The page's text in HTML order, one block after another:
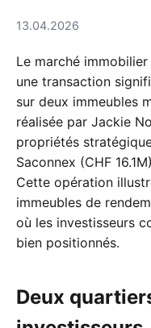
13.04.2026
Le marché
une transaction
sur deux immeubles
réalisée par Jackie
propriétés
Saconnex (CHF
Cette opération
immeubles de
où les investisseurs
bien positionnés.
Deux